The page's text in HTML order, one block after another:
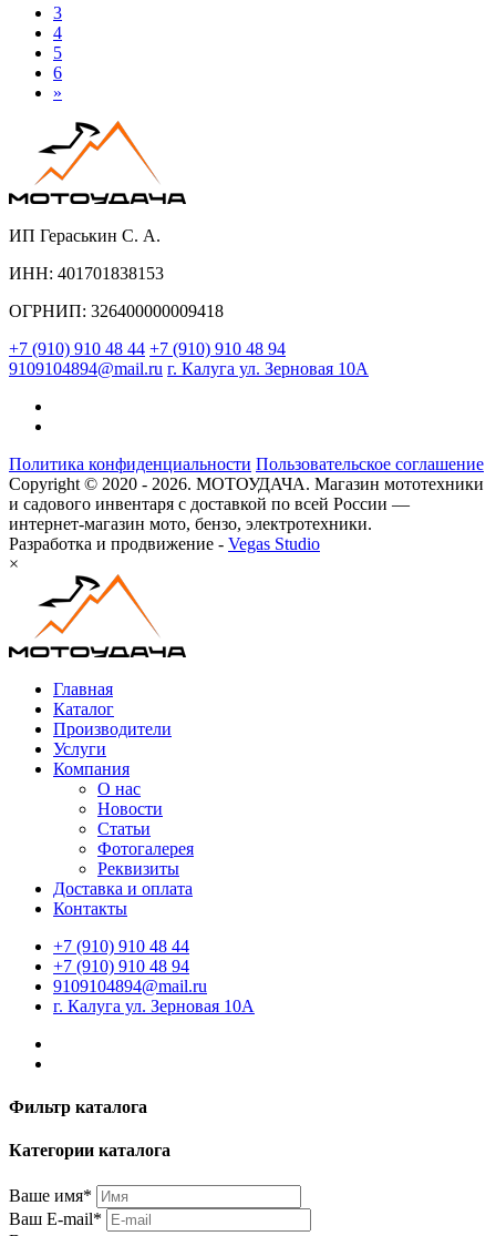
3
4
5
6
»
ИП Гераськин С. А.
ИНН: 401701838153
ОГРНИП: 326400000009418
+7 (910) 910 48 44 +7 (910) 910 48 94
9109104894@mail.ru г. Калуга ул. Зерновая 10А
Политика конфиденциальности Пользовательское соглашение
Copyright © 2020 - 2026. МОТОУДАЧА. Магазин мототехники
и садового инвентаря с доставкой по всей России —
интернет-магазин мото, бензо, электротехники.
Разработка и продвижение - Vegas Studio
×
Главная
Каталог
Производители
Услуги
Компания
О нас
Новости
Статьи
Фотогалерея
Реквизиты
Доставка и оплата
Контакты
+7 (910) 910 48 44
+7 (910) 910 48 94
9109104894@mail.ru
г. Калуга ул. Зерновая 10А
Фильтр каталога
Категории каталога
Ваше имя*
Ваш E-mail*